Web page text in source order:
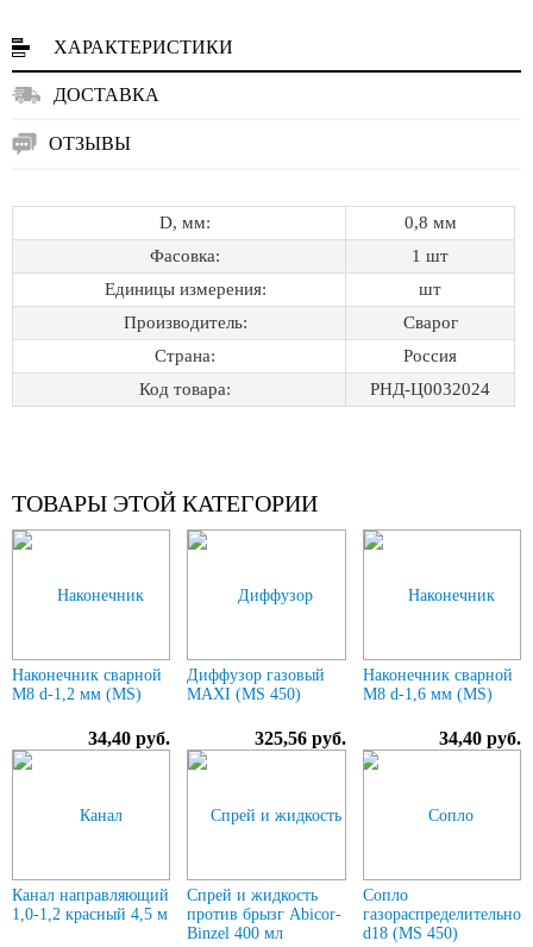
ХАРАКТЕРИСТИКИ
ДОСТАВКА
ОТЗЫВЫ
D, мм:
0,8 мм
Фасовка:
1 шт
Единицы измерения:
шт
Производитель:
Сварог
Страна:
Россия
Код товара:
РНД-Ц0032024
ТОВАРЫ ЭТОЙ КАТЕГОРИИ
Наконечник сварной
М8 d-1,2 мм (MS)
34,40 руб.
Диффузор газовый
MAXI (MS 450)
325,56 руб.
Наконечник сварной
М8 d-1,6 мм (MS)
34,40 руб.
Канал направляющий
1,0-1,2 красный 4,5 м
Спрей и жидкость
против брызг Abicor-
Binzel 400 мл
Сопло
газораспределительное
d18 (MS 450)